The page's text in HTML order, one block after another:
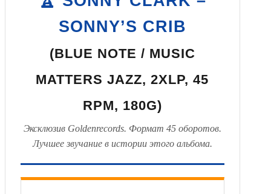
SONNY’S CRIB
(BLUE NOTE / MUSIC
MATTERS JAZZ, 2XLP, 45
RPM, 180G)
Эксклюзив Goldenrecords. Формат 45 оборотов.
Лучшее звучание в истории этого альбома.